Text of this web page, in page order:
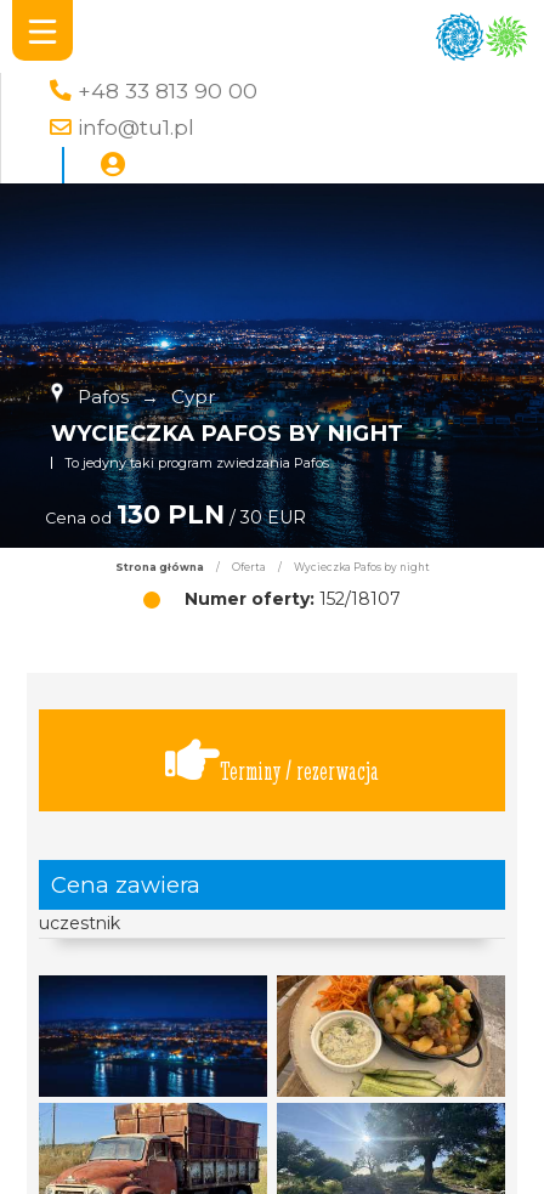
+48 33 813 90 00
info@tu1.pl
Pafos → Cypr
WYCIECZKA PAFOS BY NIGHT
To jedyny taki program zwiedzania Pafos
Cena od 130 PLN / 30 EUR
Strona główna / Oferta / Wycieczka Pafos by night
Numer oferty: 152/18107
Terminy / rezerwacja
Cena zawiera
uczestnik